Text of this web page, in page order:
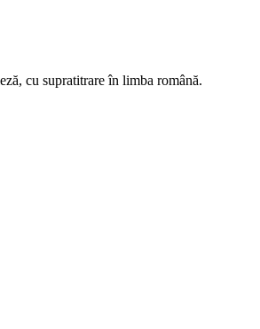
cu supratitrare în limba română.